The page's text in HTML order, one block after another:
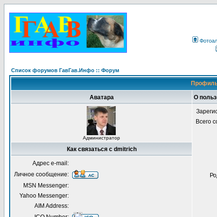
Список форумов ГавГав.Инфо :: Форум
Аватара О
Администратор
Всего
Как связаться с dmitrich
Адрес e-mail:
Личное сообщение:
MSN Messenger:
Yahoo Messenger:
AIM Address: